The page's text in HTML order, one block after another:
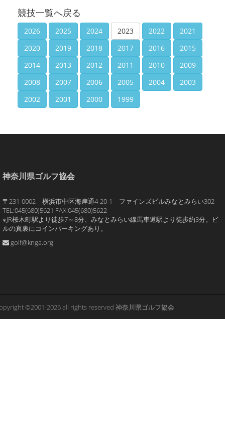
競技一覧へ戻る
2026 2025 2024 2023 2022
2021
2020
2019 2018 2017 2016
2015
2014
2013 2012 2011 2010
2009
2008
2007 2006 2005 2004
2003
2002
2001 2000 1999
神奈川県ゴルフ協会
〒231-0002 横浜市中区海岸通4-20-1 ファインズビルみなとみらい302
TEL:045(680)5621 FAX:045(680)5622
※JR桜木町駅より徒歩7～8分、みなとみらい線馬車道駅より徒歩約3分。ビ
ルの真裏にコインパーキングあり。
golf@knga.org
©2001-2026 all rights reserved 神奈川県ゴルフ協会